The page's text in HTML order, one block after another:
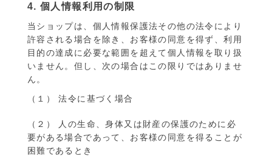
4. 個人情報利用の制限
当ショップは、個人情報保護法その他の法令により
許容される場合を除き、お客様の同意を得ず、利用
目的の達成に必要な範囲を超えて個人情報を取り扱
いません。但し、次の場合はこの限りではありませ
ん。
（１） 法令に基づく場合
（２） 人の生命、身体又は財産の保護のために必
要がある場合であって、お客様の同意を得ることが
困難であるとき